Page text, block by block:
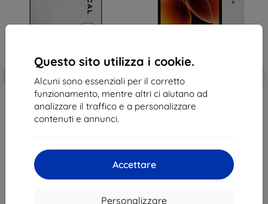
Questo sito utilizza i cookie.
Alcuni sono essenziali per il corretto
funzionamento, mentre altri ci aiutano ad
analizzare il traffico e a personalizzare
contenuti e annunci.
Accettare
Personalizzare
Codice
sconto
Tactical Glass Shield 5D per
Samsung Galaxy Z Flip 8, nero,
esterno, 57983130475
11,90 €
In magazzino > 5 pz
-10%
sconto
Vetro protettivo Tactical Glass
per Xiaomi Pad 7/8/8 Pro,
In magazzino > 5 pz